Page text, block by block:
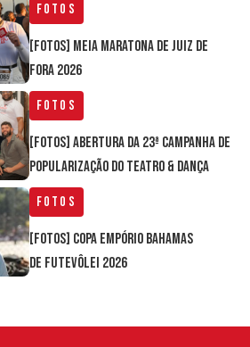
Fotos
[FOTOS] Meia Maratona de Juiz de
Fora 2026
Fotos
[FOTOS] Abertura da 23ª Campanha de
Popularização do Teatro & Dança
Fotos
[FOTOS] Copa Empório Bahamas
de Futevôlei 2026